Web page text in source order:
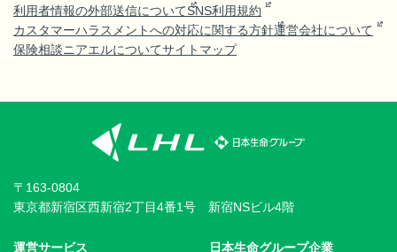
利用者情報の外部送信についてSNS利用規約
カスタマーハラスメントへの対応に関する方針運営会社について
保険相談ニアエルについてサイトマップ
〒163-0804
東京都新宿区西新宿2丁目4番1号 新宿NSビル4階
運営サービス 日本生命グループ企業